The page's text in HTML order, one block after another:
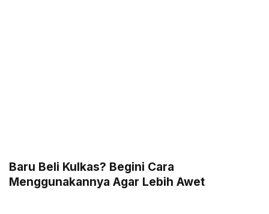
Baru Beli Kulkas? Begini Cara
Menggunakannya Agar Lebih Awet